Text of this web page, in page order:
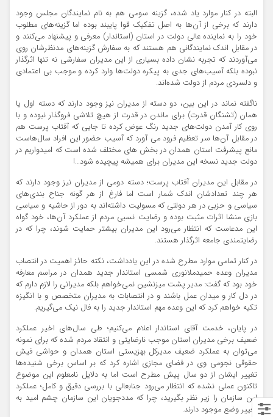
البته در کنار موارد یاد شده، گزینه سومی هم به نام نمایندگان مجلس وجود
دارند که برخی از آن‌ها به اصل تفکیک قوا پایبند بوده اما گزینه‌های مطلوب‌
خود را به نماینده عالی دولت در استان (استاندار) معرفی و پیشنهاد می‌کنند و
در مقابل اندک نمایندگانی هم هستند که به سفارش گزینه‌های مدنظرشان روی
می‌آوردند که تجربه نشان داده بسیاری از این مدیران سفارشی نه تنها اثرگذار
نبوده بلکه آسیب‌های جدی به پیکره دولت‌ها وارد کرده و موجب بی اعتمادی
و دلسردی مردم از دولت‌ شده‌اند.
ناگفته نماند در این بین، دو دسته از مدیران نیز وجود دارند که دسته اول یا
همان (تشنگان قدرت) برای ماندن در قدرت از هیچ تلاشی فروگذار نبوده و با
روی کار آمدن دولت‌های جدید رنگ عوض کرده تا جایی که آفتاب پرست هم
در مقابل آن‌ها سر تعظیم فرود می آورد که آسیب حضور این افراد سال‌هاست
مانع پیشرفت استان همدان در بخش های مختلف شده‌ است که امیدواریم در
دولت جدید نسخه این مدیران برای همیشه پیچیده شود…!
در مقابل این مدیران آفتاب پرست؛ دسته دومی از مدیران نیز وجود دارند که
هر چند تعدادشان اندک شمار است اما فارغ از هر گونه جناح بندی‌های
سیاسی و حزبی در هر دولتی که مسولیت داشته‌اند به دور از حاشیه و سیاسی
بازی منشا اثرات مثبت بوده و رضایت نسبی مردم از عملکرد آن‌ها، خود گواه
این مدعاست که انتظار می‌رود این مدیران بیشتر حمایت شوند، چرا که در
رضایتمندی جامعه‌ اثرگذار هستند.
در کنار تمامی موارد مطرح شده در این یادداشت، نکته حائز اهمیت در انتصاب
مدیران وعده حمیدملانوری شمسی استاندار جدید همدان در مراسم معارفه
خود بود که گفت: مدیر پشت میز‌نشین نمی‌خواهم بلکه مدیرانی را لازم دارم که
در دل کار و میدان عمل باشند و در انتصابات به مدیران متخصص و با انگیزه
تکیه خواهم کرد که این وعده مهم استاندار جدید را به فال نیک می‌گیریم.
در پایان، خدمت آقای استاندار اعلام می‌کنیم؛ طی سال‌های اخیر عملکرد
ضعیف برخی مدیران استان موجب نارضایتی و انتقاد مردم شده که برای نمونه
می‌توان به عملکرد ضعیف مدیرکل بهزیستی استان همدان و حواشی فیش
حقوقی نجومی وی در فضای مجازی اشاره کرد که بر اساس برخی شنیده‌ها
تغییر ایشان از دو سال پیش مطرح است اما به دلایل نامعلوم این موضوع
تاکنون عملی نشده که انتظار می‌رود جنابعالی با بررسی دقیق و کامل؛ عملکرد
این سازمان را زیر نظر بگیرید، چرا که مددجویان این سازمان چشم امید به
تغییر وضع موجود دارند.